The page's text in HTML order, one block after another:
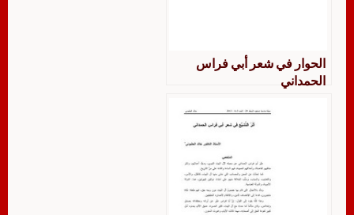
الحوار في شعر أبي فراس
الحمداني